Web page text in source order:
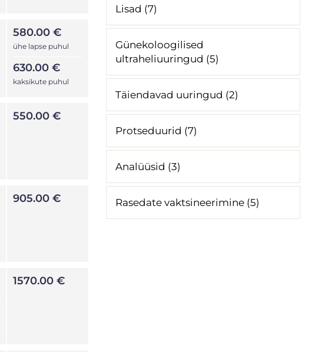
580.00 €
ühe lapse puhul
630.00 €
kaksikute puhul
550.00 €
905.00 €
1570.00 €
Lisad (7)
Günekoloogilised
ultraheliuuringud (5)
Täiendavad uuringud (2)
Protseduurid (7)
Analüüsid (3)
Rasedate vaktsineerimine (5)